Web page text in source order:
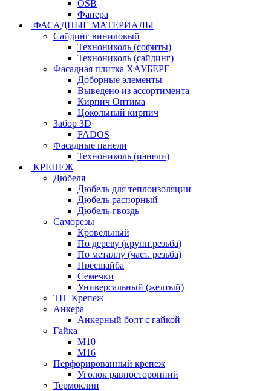
OSB
Фанера
ФАСАДНЫЕ МАТЕРИАЛЫ
Сайдинг виниловый
Технониколь (софиты)
Технониколь (сайдинг)
Фасадная плитка ХАУБЕРГ
Доборные элементы
Выведено из ассортимента
Кирпич Оптима
Цокольный кирпич
Забор 3D
FADOS
Фасадные панели
Технониколь (панели)
КРЕПЕЖ
Дюбеля
Дюбель для теплоизоляции
Дюбель распорный
Дюбель-гвоздь
Саморезы
Кровельный
По дереву (крупн.резьба)
По металлу (част. резьба)
Пресшайба
Семечки
Универсальный (желтый)
ТН_Крепеж
Анкера
Анкерный болт с гайкой
Гайка
М10
М16
Перфорированный крепеж
Уголок равносторонний
Термоклип